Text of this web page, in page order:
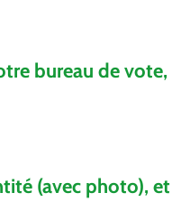
bureau de
(avec photo),